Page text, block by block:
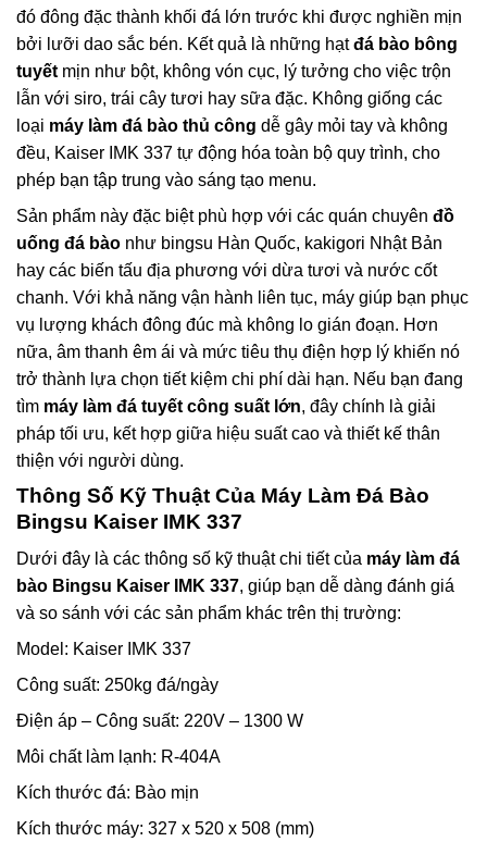
đó đông đặc thành khối đá lớn trước khi được nghiền mịn
bởi lưỡi dao sắc bén. Kết quả là những hạtđá bào bông
tuyết mịn như bột, không vón cục, lý tưởng cho việc trộn
lẫn với siro, trái cây tươi hay sữa đặc. Không giống các
loại máy làm đá bào thủ công dễ gây mỏi tay và không
đều, Kaiser IMK 337 tự động hóa toàn bộ quy trình, cho
phép bạn tập trung vào sáng tạo menu.
Sản phẩm này đặc biệt phù hợp với các quán chuyên đồ
uống đá bào như bingsu Hàn Quốc, kakigori Nhật Bản
hay các biến tấu địa phương với dừa tươi và nước cốt
chanh. Với khả năng vận hành liên tục, máy giúp bạn phục
vụ lượng khách đông đúc mà không lo gián đoạn. Hơn
nữa, âm thanh êm ái và mức tiêu thụ điện hợp lý khiến nó
trở thành lựa chọn tiết kiệm chi phí dài hạn. Nếu bạn đang
tìm máy làm đá tuyết công suất lớn, đây chính là giải
pháp tối ưu, kết hợp giữa hiệu suất cao và thiết kế thân
thiện với người dùng.
Thông Số Kỹ Thuật Của Máy Làm Đá Bào
Bingsu Kaiser IMK 337
Dưới đây là các thông số kỹ thuật chi tiết của máy làm đá
bào Bingsu Kaiser IMK 337, giúp bạn dễ dàng đánh giá
và so sánh với các sản phẩm khác trên thị trường:
Model: Kaiser IMK 337
Công suất: 250kg đá/ngày
Điện áp – Công suất: 220V – 1300 W
Môi chất làm lạnh: R-404A
Kích thước đá: Bào mịn
Kích thước máy: 327 x 520 x 508 (mm)